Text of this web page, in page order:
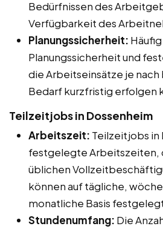
Bedürfnissen des
Verfügbarkeit des
Planungssicherheit:
Planungssicherheit und
die Arbeitseinsätze je
Bedarf kurzfristig erfolgen
Teilzeitjobs in Dossenheim
Arbeitszeit: Teilzeitjobs in
festgelegte Arbeitszeiten,
üblichen
können auf tägliche,
monatliche Basis
Stundenumfang: Die